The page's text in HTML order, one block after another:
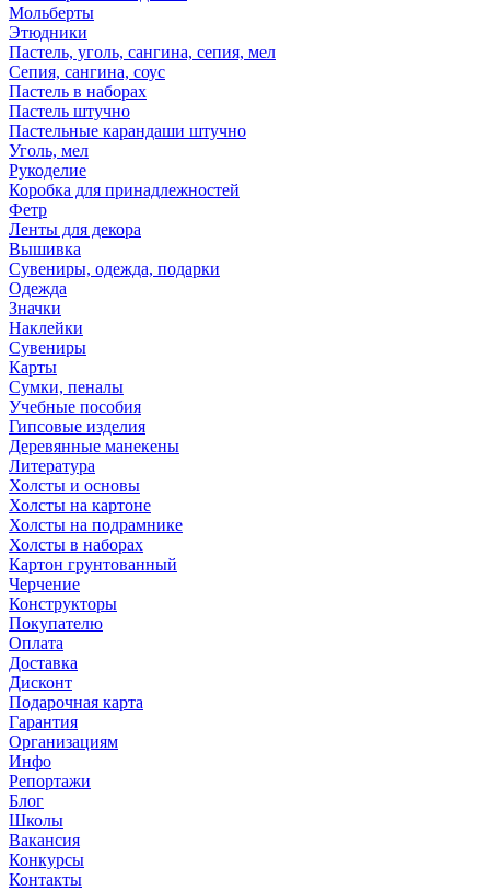
Мольберты
Этюдники
Пастель, уголь, сангина, сепия, мел
Сепия, сангина, соус
Пастель в наборах
Пастель штучно
Пастельные карандаши штучно
Уголь, мел
Рукоделие
Коробка для принадлежностей
Фетр
Ленты для декора
Вышивка
Сувениры, одежда, подарки
Одежда
Значки
Наклейки
Сувениры
Карты
Сумки, пеналы
Учебные пособия
Гипсовые изделия
Деревянные манекены
Литература
Холсты и основы
Холсты на картоне
Холсты на подрамнике
Холсты в наборах
Картон грунтованный
Черчение
Конструкторы
Покупателю
Оплата
Доставка
Дисконт
Подарочная карта
Гарантия
Организациям
Инфо
Репортажи
Блог
Школы
Вакансия
Конкурсы
Контакты